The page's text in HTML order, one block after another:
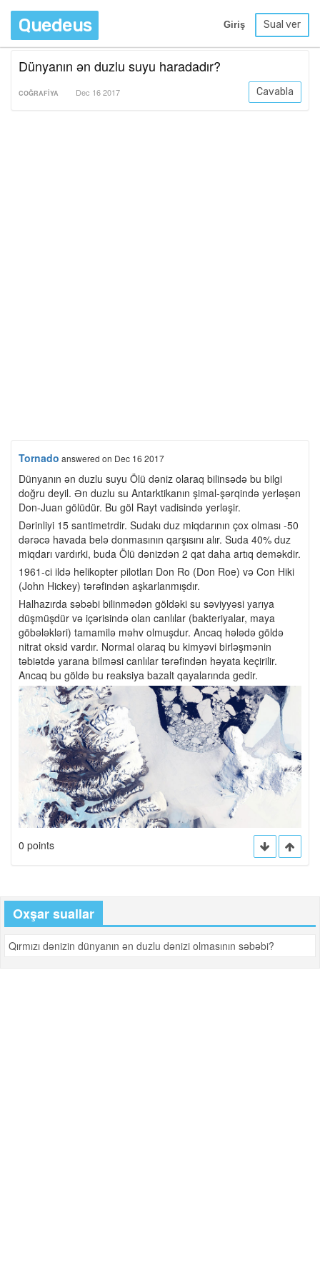
Quedeus Giriş Sual ver
Dünyanın ən duzlu suyu haradadır?
COĞRAFIYA Dec 16 2017 Cavabla
Tornado answered on Dec 16 2017
Dünyanın ən duzlu suyu Ölü dəniz olaraq bilinsədə bu bilgi
doğru deyil. Ən duzlu su Antarktikanın şimal-şərqində yerləşən
Don-Juan gölüdür. Bu göl Rayt vadisində yerləşir.
Dərinliyi 15 santimetrdir. Sudakı duz miqdarının çox olması -50
dərəcə havada belə donmasının qarşısını alır. Suda 40% duz
miqdarı vardırki, buda Ölü dənizdən 2 qat daha artıq deməkdir.
1961-ci ildə helikopter pilotları Don Ro (Don Roe) və Con Hiki
(John Hickey) tərəfindən aşkarlanmışdır.
Halhazırda səbəbi bilinmədən göldəki su səviyyəsi yarıya
düşmüşdür və içərisində olan canlılar (bakteriyalar, maya
göbələkləri) tamamilə məhv olmuşdur. Ancaq hələdə göldə
nitrat oksid vardır. Normal olaraq bu kimyəvi birləşmənin
təbiətdə yarana bilməsi canlılar tərəfindən həyata keçirilir.
Ancaq bu göldə bu reaksiya bazalt qayalarında gedir.
0 points
Oxşar suallar
Qırmızı dənizin dünyanın ən duzlu dənizi olmasının səbəbi?